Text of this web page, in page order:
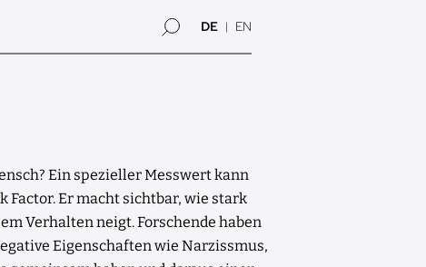
DE EN
Ein spezieller Messwert kann
Factor. Er macht sichtbar, wie stark
Verhalten neigt. Forschende haben
Eigenschaften wie Narzissmus,